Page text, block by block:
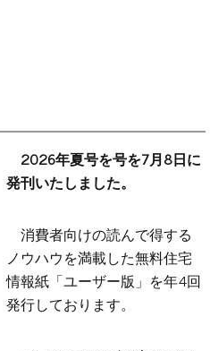
2026年夏号を号を7月8日に
発刊いたしました。
消費者向けの読んで得する
ノウハウを満載した無料住宅
情報紙「ユーザー版」を年4回
発行しております。